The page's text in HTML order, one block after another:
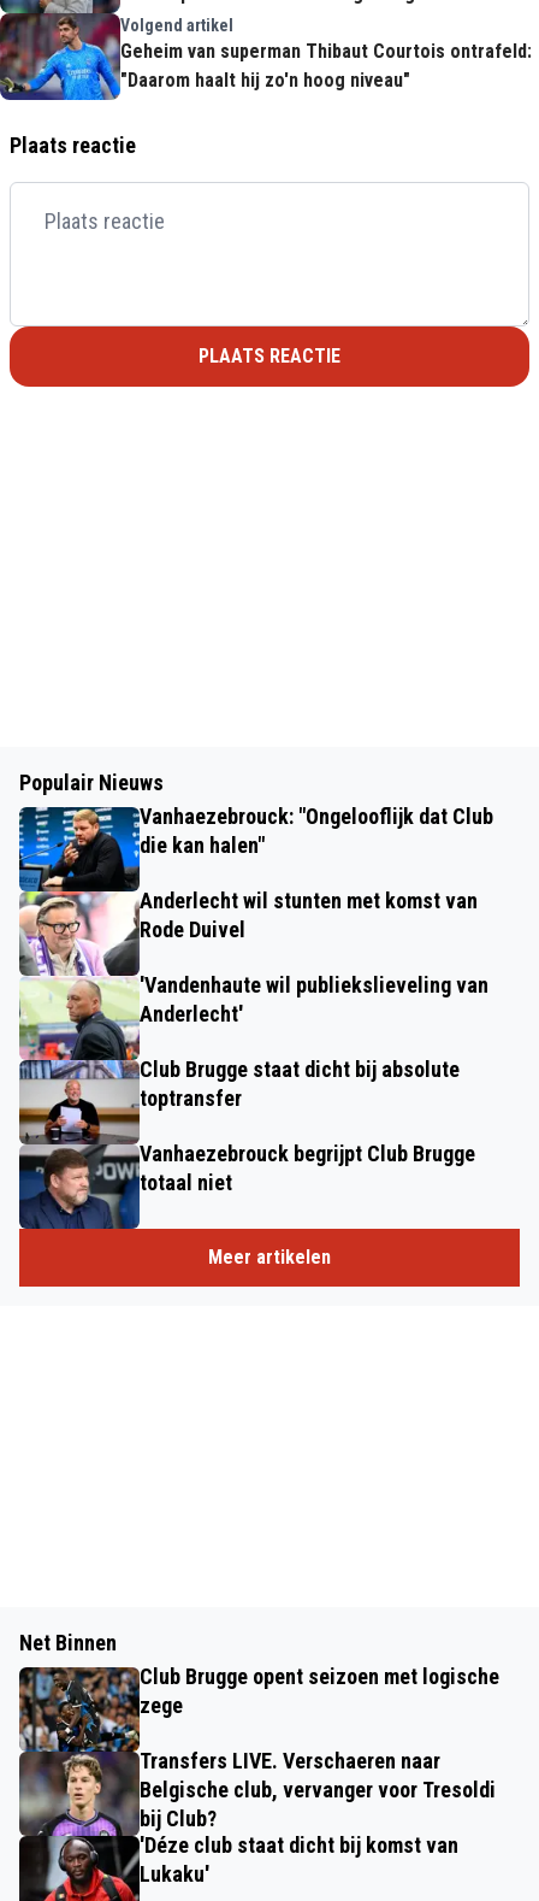
Volgend artikel
Geheim van superman Thibaut Courtois ontrafeld:
"Daarom haalt hij zo'n hoog niveau"
Plaats reactie
PLAATS REACTIE
Populair Nieuws
Vanhaezebrouck: "Ongelooflijk dat Club
die kan halen"
Anderlecht wil stunten met komst van
Rode Duivel
'Vandenhaute wil publiekslieveling van
Anderlecht'
Club Brugge staat dicht bij absolute
toptransfer
Vanhaezebrouck begrijpt Club Brugge
totaal niet
Meer artikelen
Net Binnen
Club Brugge opent seizoen met logische
zege
Transfers LIVE. Verschaeren naar
Belgische club, vervanger voor Tresoldi
bij Club?
'Déze club staat dicht bij komst van
Lukaku'